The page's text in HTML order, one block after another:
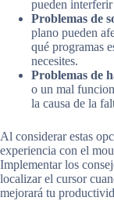
pueden
Problemas de
plano pueden
qué programas
necesites.
Problemas de
o un mal
la causa de la
Al considerar estas
experiencia con el
Implementar los
localizar el cursor
mejorará tu